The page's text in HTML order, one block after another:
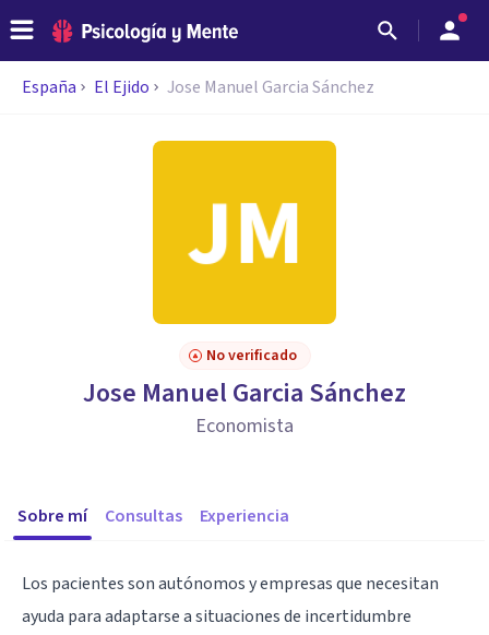
España El Ejido Jose Manuel Garcia Sánchez
No verificado
Jose Manuel Garcia Sánchez
Economista
Sobre mí Consultas Experiencia
Los pacientes son autónomos y empresas que necesitan
ayuda para adaptarse a situaciones de incertidumbre